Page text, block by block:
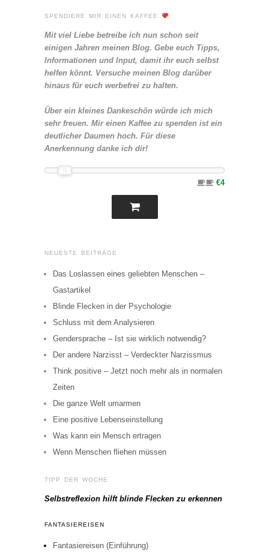
SPENDIERE MIR EINEN KAFFEE
Mit viel Liebe betreibe ich nun schon seit
einigen Jahren meinen Blog. Gebe euch Tipps,
Informationen und Input, damit ihr euch selbst
helfen könnt. Versuche meinen Blog darüber
hinaus für euch werbefrei zu halten.
Über ein kleines Dankeschön würde ich mich
sehr freuen. Mir einen Kaffee zu spenden ist ein
deutlicher Daumen hoch. Für diese
Anerkennung danke ich dir!
€4
NEUESTE BEITRÄGE
Das Loslassen eines geliebten Menschen –
Gastartikel
Blinde Flecken in der Psychologie
Schluss mit dem Analysieren
Gendersprache – Ist sie wirklich notwendig?
Der andere Narzisst – Verdeckter Narzissmus
Think positive – Jetzt noch mehr als in normalen
Zeiten
Die ganze Welt umarmen
Eine positive Lebenseinstellung
Was kann ein Mensch ertragen
Wenn Menschen fliehen müssen
TIPP DER WOCHE
Selbstreflexion hilft blinde Flecken zu erkennen
FANTASIEREISEN
Fantasiereisen (Einführung)